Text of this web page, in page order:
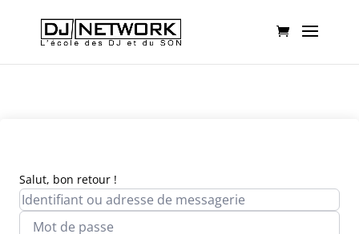
Salut, bon retour !